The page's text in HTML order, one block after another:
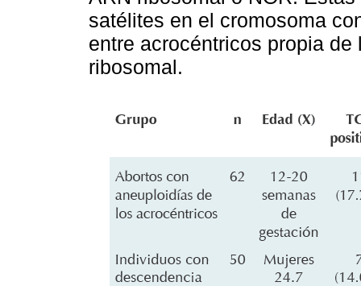
satélites en el cromosoma
entre acrocéntricos propia
ribosomal.